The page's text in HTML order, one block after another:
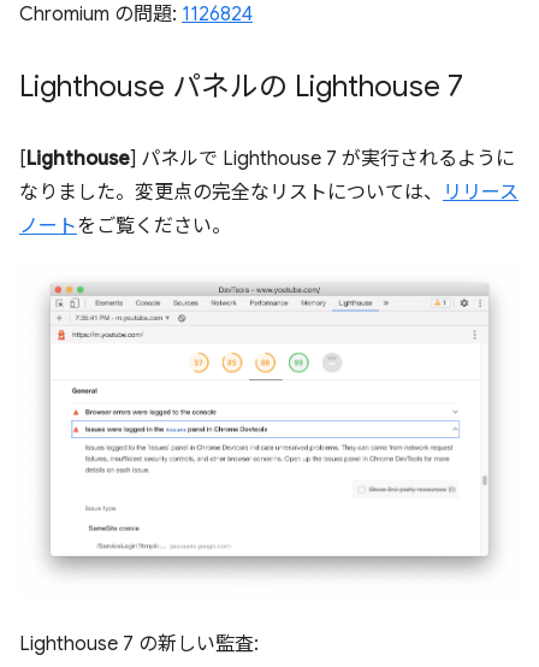
Chromium の問題: 1126824
Lighthouse パネルの Lighthouse 7
[Lighthouse] パネルで Lighthouse 7 が実行されるように
なりました。変更点の完全なリストについては、
リリース
ノートをご覧ください。
Lighthouse 7 の新しい監査: